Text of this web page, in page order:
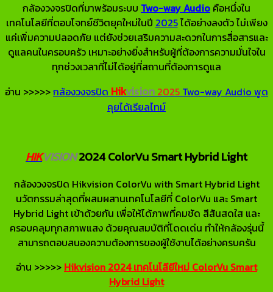
กล้องวงจรปิดที่มาพร้อมระบบ Two-way Audio คือหนึ่งใน
เทคโนโลยีที่ตอบโจทย์ชีวิตยุคใหม่ในปี 2025ได้อย่างลงตัว ไม่เพียง
แค่เพิ่มความปลอดภัย แต่ยังช่วยเสริมความสะดวกในการสื่อสารและ
ดูแลคนในครอบครัว เหมาะอย่างยิ่งสำหรับผู้ที่ต้องการความมั่นใจใน
ทุกช่วงเวลาที่ไม่ได้อยู่ที่สถานที่ต้องการดูแล
อ่าน >>>>>กล้องวงจรปิด Hikvision 2025 Two-way Audio พูด
คุยได้เรียลไทม์
HIKVISION2024 ColorVu Smart Hybrid Light
กล้องวงจรปิด Hikvision ColorVu with Smart Hybrid Light
นวัตกรรมล่าสุดที่ผสมผสานเทคโนโลยีที่ ColorVu และ Smart
Hybrid Light เข้าด้วยกัน เพื่อให้ได้ภาพที่คมชัด สีสันสดใส และ
ครอบคลุมทุกสภาพแสง ด้วยคุณสมบัติที่โดดเด่น ทำให้กล้องรุ่นนี้
สามารถตอบสนองความต้องการของผู้ใช้งานได้อย่างครบครัน
อ่าน >>>>> Hikvision 2024 เทคโนโลียีใหม่ ColorVu Smart
Hybrid Light